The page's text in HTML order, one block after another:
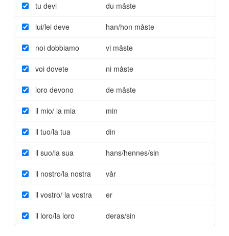
tu devi du måste
lui/lei deve han/hon måste
noi dobbiamo vi måste
voi dovete ni måste
loro devono de måste
il mio/ la mia min
il tuo/la tua din
il suo/la sua hans/hennes/sin
il nostro/la nostra vår
il vostro/ la vostra er
il loro/la loro deras/sin